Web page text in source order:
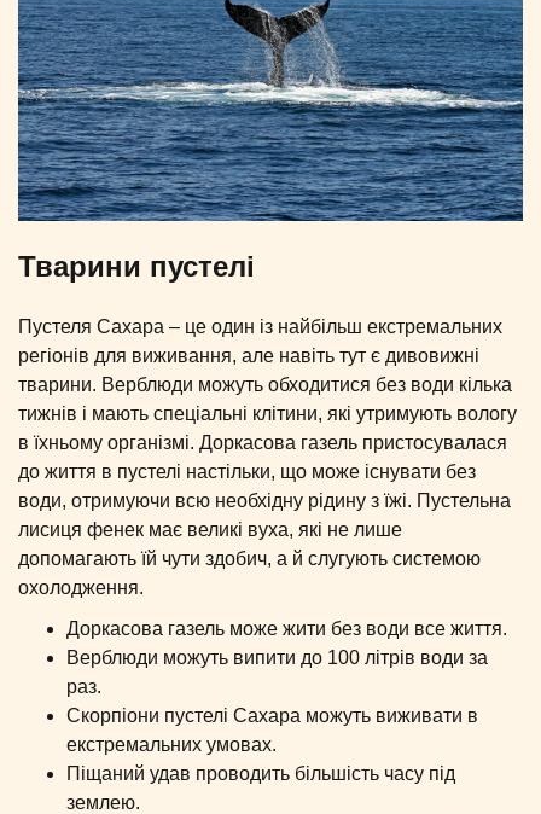
Тварини пустелі
Пустеля Сахара – це один із найбільш екстремальних
регіонів для виживання, але навіть тут є дивовижні
тварини. Верблюди можуть обходитися без води кілька
тижнів і мають спеціальні клітини, які утримують вологу
в їхньому організмі. Доркасова газель пристосувалася
до життя в пустелі настільки, що може існувати без
води, отримуючи всю необхідну рідину з їжі. Пустельна
лисиця фенек має великі вуха, які не лише
допомагають їй чути здобич, а й слугують системою
охолодження.
Доркасова газель може жити без води все життя.
Верблюди можуть випити до 100 літрів води за
раз.
Скорпіони пустелі Сахара можуть виживати в
екстремальних умовах.
Піщаний удав проводить більшість часу під
землею.